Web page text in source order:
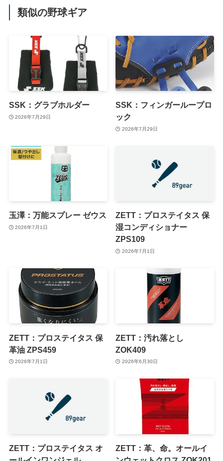
類似の野球ギア
SSK：グラブホルダー
2026年7月29日
SSK：フィンガーループロ
ック
2026年7月29日
玉澤：万能スプレー ゼウス
2026年7月1日
ZETT：プロステイタス 保
湿コンディショナー
ZPS109
2026年7月1日
ZETT：プロステイタス 保
革油 ZPS459
2026年7月1日
ZETT：汚れ落とし
ZOK409
2026年6月30日
ZETT：プロステイタス オ
ZETT：革、命。オールイ